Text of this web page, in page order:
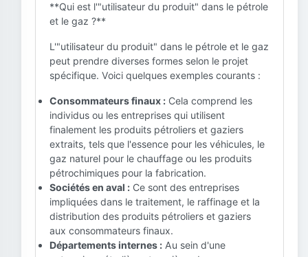
**Qui est l'"utilisateur du produit" dans le pétrole
et le gaz ?**
L'"utilisateur du produit" dans le pétrole et le gaz
peut prendre diverses formes selon le projet
spécifique. Voici quelques exemples courants :
Consommateurs finaux : Cela comprend les
individus ou les entreprises qui utilisent
finalement les produits pétroliers et gaziers
extraits, tels que l'essence pour les véhicules, le
gaz naturel pour le chauffage ou les produits
pétrochimiques pour la fabrication.
Sociétés en aval : Ce sont des entreprises
impliquées dans le traitement, le raffinage et la
distribution des produits pétroliers et gaziers
aux consommateurs finaux.
Départements internes : Au sein d'une